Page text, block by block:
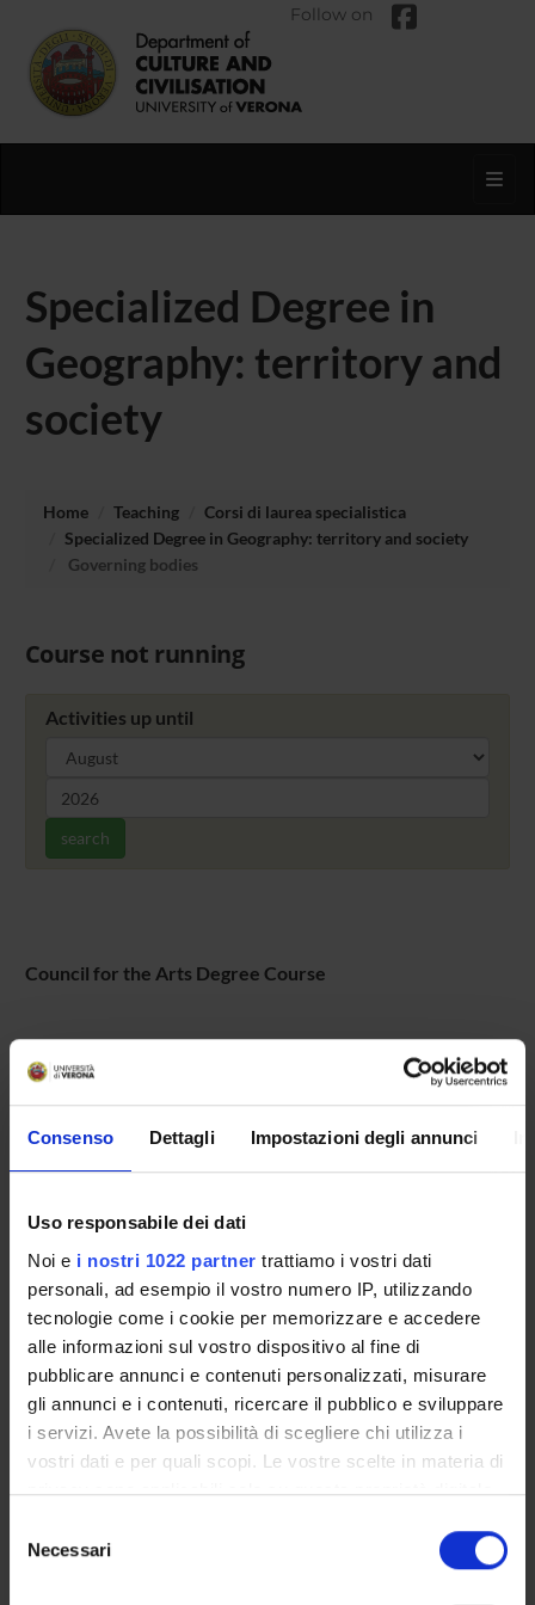
Consenso Dettagli Impostazioni degli annunci
Uso responsabile dei dati
Noi e i nostri 1022 partner trattiamo i vostri dati
personali, ad esempio il vostro numero IP, utilizzando
tecnologie come i cookie per memorizzare e accedere
alle informazioni sul vostro dispositivo al fine di
pubblicare annunci e contenuti personalizzati, misurare
gli annunci e i contenuti, ricercare il pubblico e sviluppare
i servizi. Avete la possibilità di scegliere chi utilizza i
vostri dati e per quali scopi. Le vostre scelte in materia di
privacy sono applicabili solo su questa proprietà digitale
modificare o revocare il proprio consenso in qualsiasi
momento dalla Dichiarazione sui cookie o facendo clic
delNecessari
Follow on
Specialized Degree in
Geography: territory and
society
Home Teaching
Corsi di laurea specialistica
Specialized Degree in Geography: territory and society
Governing bodies
Course not running
Activities up until
search
Council for the Arts Degree Course
Courses
Academic Calendar
Lesson timetable
Degree Programme
Exam calendar
Notices
Thesis and internship proposals
Governing bodies
Faculty staff
STUDYING